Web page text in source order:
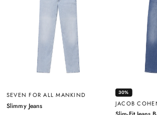
SEVEN FOR ALL MANKIND
Slimmy Jeans–
30%
JACOB